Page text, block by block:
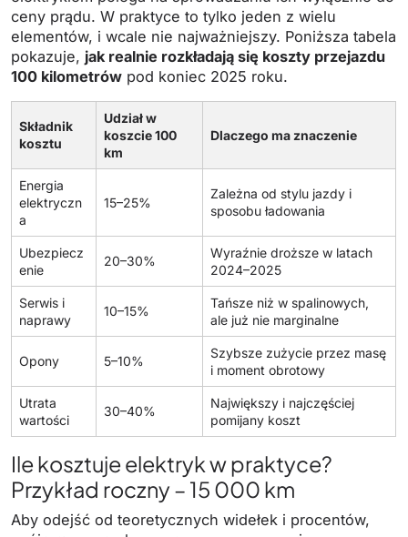
ceny prądu. W praktyce to tylko jeden z wielu
elementów, i wcale nie najważniejszy. Poniższa tabela
pokazuje, jak realnie rozkładają się koszty przejazdu
100 kilometrów pod koniec 2025 roku.
Składnik
kosztu
Udział w
koszcie 100
km
Dlaczego ma znaczenie
Energia
elektryczn
a
15–25%
Zależna od stylu jazdy i
sposobu ładowania
Ubezpiecz
enie
20–30%
Wyraźnie droższe w latach
2024–2025
Serwis i
naprawy
10–15%
Tańsze niż w spalinowych,
ale już nie marginalne
Opony 5–10%
Szybsze zużycie przez masę
i moment obrotowy
Utrata
wartości
30–40%
Największy i najczęściej
pomijany koszt
Ile kosztuje elektryk w praktyce?
Przykład roczny – 15 000 km
Aby odejść od teoretycznych widełek i procentów,